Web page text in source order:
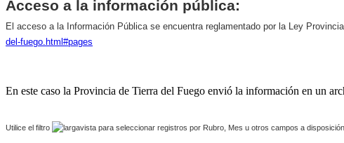
Acceso a la información pública:
El acceso a la Información Pública se encuentra reglamentado por la Ley
del-fuego.html#pages
En este caso la Provincia de Tierra del Fuego envió la información en un
Utilice el filtro para seleccionar registros por Rubro, Mes u otros campos a disposición.